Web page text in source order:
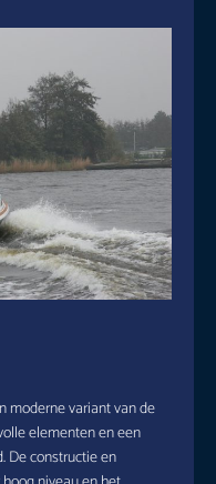
moderne variant van de
elementen en een
De constructie en